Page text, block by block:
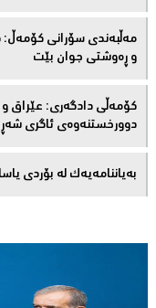
مەڵبەندى سۆرانى
و ڕەوشتى جوان بێت
کۆمەڵى دادگەرى: عێراق و
دوورخستنەوەى ئاگری شەڕ
بەیاننامەیەک لە بۆردی